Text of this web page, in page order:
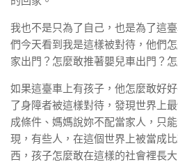
我也不是只為了自己，也是為了這
們今天看到我是這樣被對待，他們
家出門？怎麼敢推著嬰兒車出門？
如果這臺車上有孩子，他怎麼敢好
了身障者被這樣對待，發現世界上
成條件、媽媽說妳不配當家人，只
現，有些人，在這個世界上被當成
西，孩子怎麼敢在這樣的社會裡長大